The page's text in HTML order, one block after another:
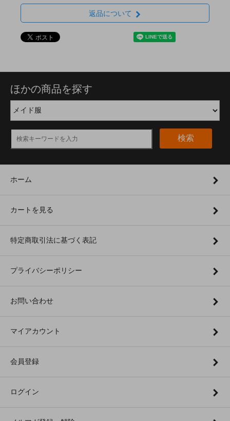
返品について
ほかの商品を探す
検索
ホーム
カートを見る
特定商取引法に基づく表記
プライバシーポリシー
お問い合わせ
マイアカウント
会員登録
ログイン